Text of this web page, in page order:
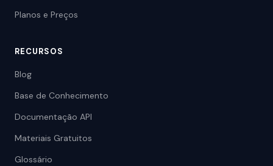
Planos e Preços
RECURSOS
Blog
Base de Conhecimento
Documentação API
Materiais Gratuitos
Glossário